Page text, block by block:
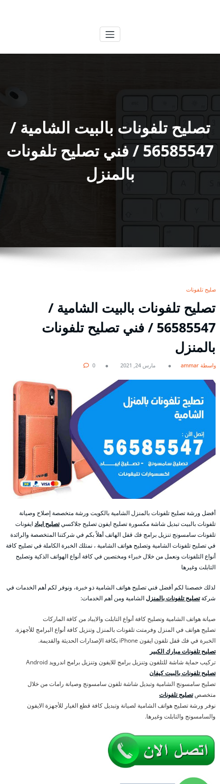
تصليح تلفونات بالبيت الشامية /
56585547 / فني تصليح تلفونات
بالمنزل
تصليح تلفونات
تصليح تلفونات بالبيت الشامية /
56585547 / فني تصليح تلفونات
بالمنزل
بواسطة ammar مارس 24, 2021 0
أفضل ورشة تصليح تلفونات بالمنزل الشامية بالكويت ورشة متخصصة إصلاح وصيانة
تلفونات بالبيت تبديل شاشة مكسورة تصليح ايفون تصليح جلاكسيتصليح ايبادايفونات
تلفونات سامسونج تنزيل برامج فك قفل الهاتف أهلاً بكم في شركتنا المتخصصة والرائدة
في تصليح تلفونات الشامية وتصليح هواتف الشامية ، نمتلك الخبرة الكاملة في تصليح كافة
أنواع التلفونات ونعمل من خلال خبراء ومختصين في كافة أنواع الهواتف الذكية وتصليح
التابلت وغيرها
لذلك خصصنا لكم أفضل فني تصليح هواتف الشامية ذو خبرة، ونوفر لكم أهم الخدمات في
شركةتصليح تلفونات بالمنزلالشامية ومن أهم الخدمات:
صيانة هواتف الشامية وتصليح كافة أنواع التابلت والايباد من كافة الماركات
تصليح هواتف في المنزل وفرمتت تلفونات بالمنزل وتنزيل كافة أنواع البرامج للأجهزة.
الخبرة في فك قفل تلفون ايفون iPhone بكافة الإصدارات الحديثة والقديمة.
تصليح تلفونات مبارك الكبير
تركيب حماية شاشة للتلفون وتنزيل برامج للايفون وتنزيل برامج اندرويد Android
تصليح تلفونات بالبيت كيفان
تصليح سامسونج الشامية وتبديل شاشة تلفون سامسونج وصيانة رامات من خلال
متخصصتصليح تلفونات
نوفر ورشة تصليح هواتف الشامية لصيانة وتبديل كافة قطع الغيار للأجهزة الايفون
والسامسونج والتابلت وغيرها.